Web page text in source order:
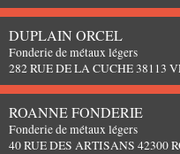
DUPLAIN ORCEL
Fonderie de métaux légers
282 RUE DE LA CUCHE 38113
ROANNE FONDERIE
Fonderie de métaux légers
40 RUE DES ARTISANS 42300